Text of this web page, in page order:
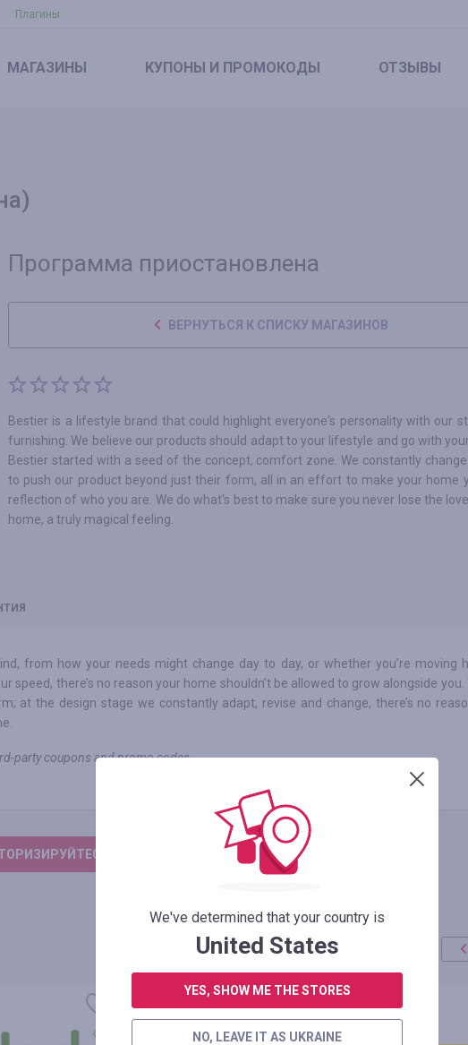
Плагины
МАГАЗИНЫ КУПОНЫ И ПРОМОКОДЫ ОТЗЫВЫ
Программа приостановлена
ВЕРНУТЬСЯ К СПИСКУ МАГАЗИНОВ
Bestier is a lifestyle brand that could highlight everyone's personality with our
furnishing. We believe our products should adapt to your lifestyle and go with
Bestier started with a seed of the concept, comfort zone. We constantly
to push our product beyond just their form, all in an effort to make your home
reflection of who you are. We do what's best to make sure you never lose the
home, a truly magical feeling.
from how your needs might change day to day, or whether you’re moving
speed, there’s no reason your home shouldn’t be allowed to grow alongside you.
at the design stage we constantly adapt, revise and change, there’s no
party coupons and promo codes
ЧТОБЫ ОСТАВИТЬ ОТЗЫВ
We've determined that your country is
United States
YES, SHOW ME THE STORES
NO, LEAVE IT AS UKRAINE